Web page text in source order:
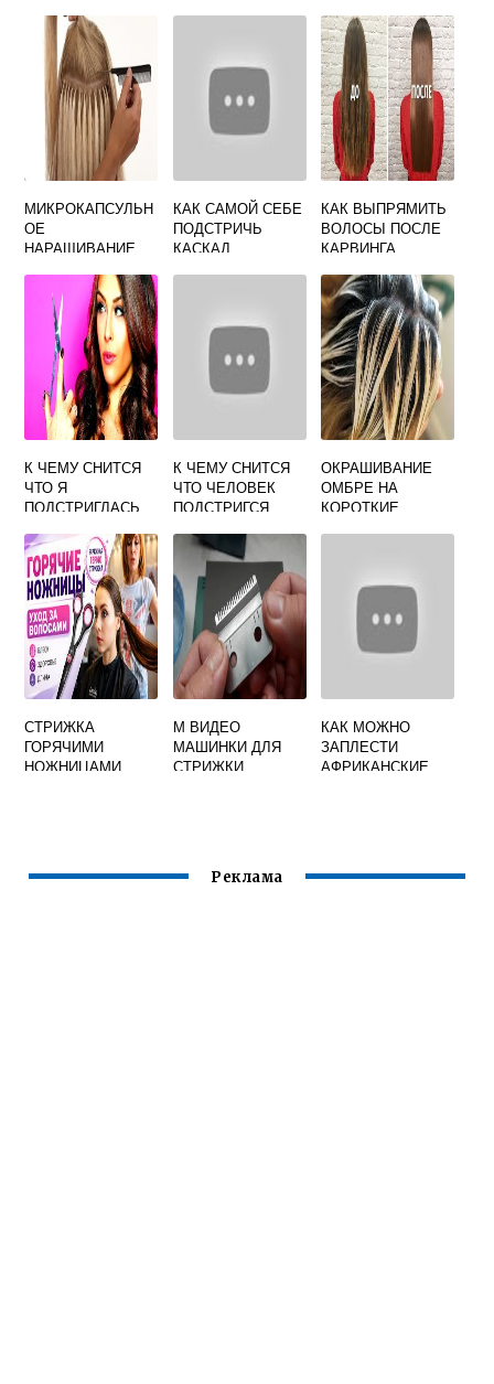
МИКРОКАПСУЛЬН
ОЕ
НАРАЩИВАНИЕ
КАК САМОЙ СЕБЕ
ПОДСТРИЧЬ
КАСКАД
КАК ВЫПРЯМИТЬ
ВОЛОСЫ ПОСЛЕ
КАРВИНГА
К ЧЕМУ СНИТСЯ
ЧТО Я
ПОДСТРИГЛАСЬ
К ЧЕМУ СНИТСЯ
ЧТО ЧЕЛОВЕК
ПОДСТРИГСЯ
ОКРАШИВАНИЕ
ОМБРЕ НА
КОРОТКИЕ
СТРИЖКА
ГОРЯЧИМИ
НОЖНИЦАМИ
М ВИДЕО
МАШИНКИ ДЛЯ
СТРИЖКИ
КАК МОЖНО
ЗАПЛЕСТИ
АФРИКАНСКИЕ
Реклама